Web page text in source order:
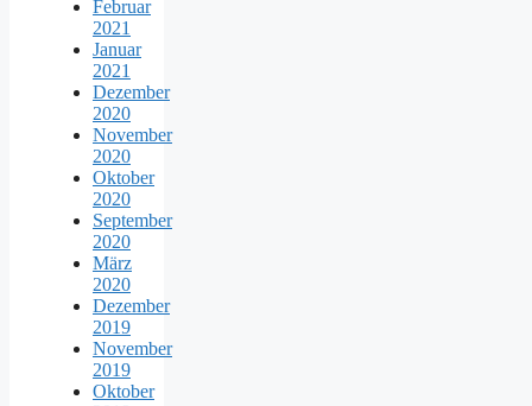
Februar
2021
Januar
2021
Dezember
2020
November
2020
Oktober
2020
September
2020
März
2020
Dezember
2019
November
2019
Oktober